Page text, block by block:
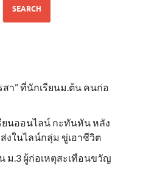
SEARCH
า” ที่นักเรียนม.ต้น คนก่อ
ยนออนไลน์ กะทันหัน หลัง
งในไลน์กลุ่ม ขู่เอาชีวิต
ม.3 ผู้ก่อเหตุสะเทือนขวัญ